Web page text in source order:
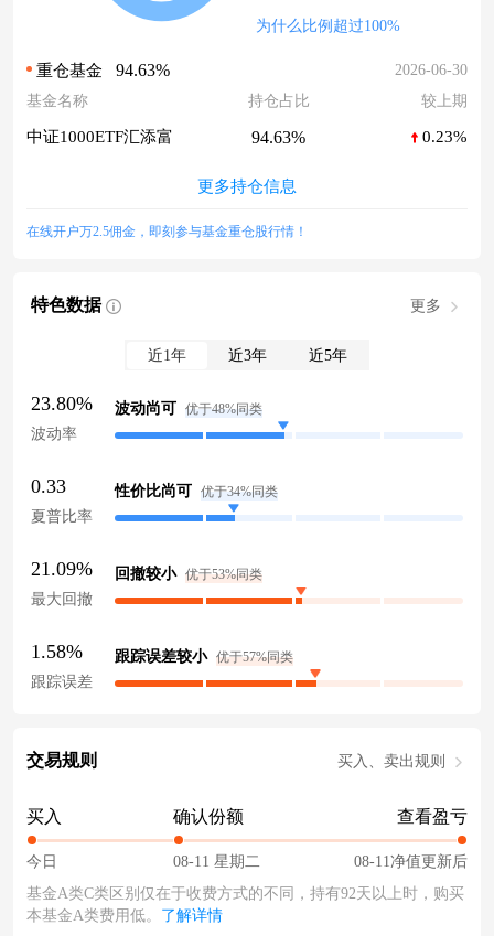
为什么比例超过100%
重仓基金 94.63%
2026-06-30
基金名称
持仓占比 较上期
中证1000ETF汇添富 94.63% 0.23%
更多持仓信息
在线开户万2.5佣金，即刻参与基金重仓股行情！
特色数据 更多
近1年 近3年 近5年
23.80%
波动率
波动尚可 优于48%同类
0.33
夏普比率
性价比尚可 优于34%同类
21.09%
最大回撤
回撤较小 优于53%同类
1.58%
跟踪误差
跟踪误差较小 优于57%同类
交易规则 买入、卖出规则
买入
今日
确认份额
08-11 星期二
查看盈亏
08-11净值更新后
基金A类C类区别仅在于收费方式的不同，持有92天以上时，购买
本基金A类费用低。 了解详情